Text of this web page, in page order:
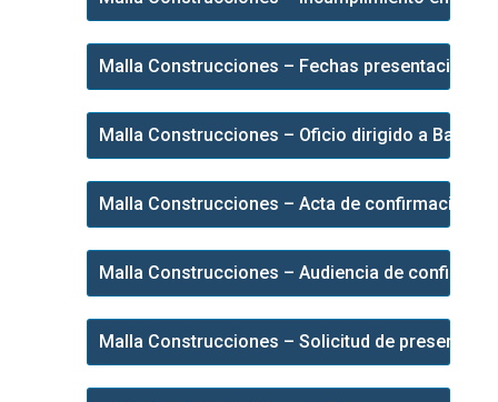
Malla Construcciones – Fechas presentacion
Malla Construcciones – Oficio dirigido a Banco
Malla Construcciones – Acta de confirmación
Malla Construcciones – Audiencia de
Malla Construcciones – Solicitud de